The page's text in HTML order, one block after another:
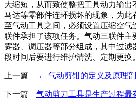
大缩短，从而致使整把工具动力输
马达等零部件连环损坏的现象，为此
至气动工具之间，必须设置压缩空气
联件承担了该项任务。气动三联件主
雾器、调压器等部分组成，其中过滤
段时间后要进行维护清洗、定期更换。
上一篇 ← 气动剪钳的定义及原理
下一篇 气动剪刀工具是生产过程